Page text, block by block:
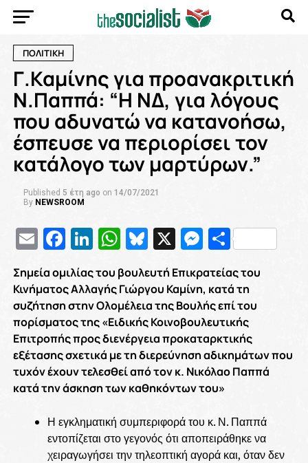
ΠΟΛΙΤΙΚΗ
Γ.Καμίνης για προανακριτική
Ν.Παππά: “Η ΝΔ, για λόγους
που αδυνατώ να κατανοήσω,
έσπευσε να περιορίσει τον
κατάλογο των μαρτύρων.”
Published 5 έτη ago on 14/07/2021
By NEWSROOM
EmailFacebook
LinkedIn
WhatsApp
Bluesky
X
Σημεία ομιλίας του βουλευτή Επικρατείας του
Κινήματος Αλλαγής Γιώργου Καμίνη, κατά τη
συζήτηση στην Ολομέλεια της Βουλής επί του
πορίσματος της «Ειδικής Κοινοβουλευτικής
Επιτροπής προς διενέργεια προκαταρκτικής
εξέτασης σχετικά με τη διερεύνηση αδικημάτων που
τυχόν έχουν τελεσθεί από τον κ. Νικόλαο Παππά
κατά την άσκηση των καθηκόντων του»
Η εγκληματική συμπεριφορά του κ. Ν. Παππά
εντοπίζεται στο γεγονός ότι αποπειράθηκε να
χειραγωγήσει την τηλεοπτική αγορά και, όταν δεν